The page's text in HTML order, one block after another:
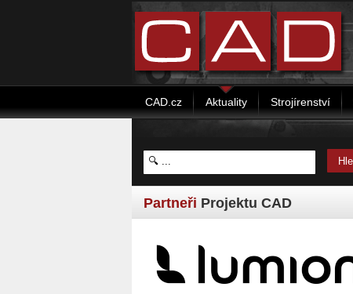
CAD.cz Aktuality Strojírenství
Partneři Projektu CAD